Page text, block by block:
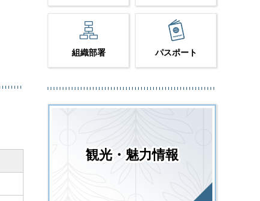
組織部署 パスポート
観光・魅力情報